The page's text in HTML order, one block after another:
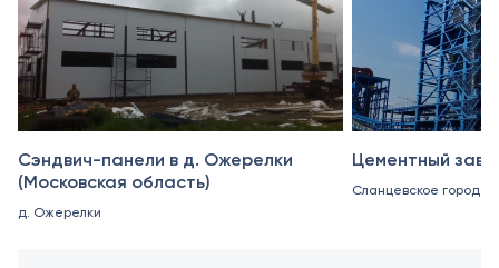
Сэндвич-панели в д. Ожерелки
(Московская область)
д. Ожерелки
Цементный
Сланцевское